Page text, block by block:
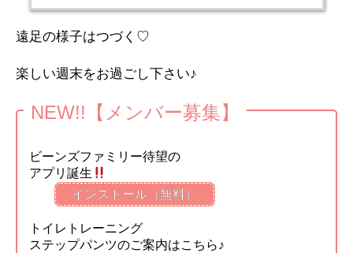
遠足の様子はつづく♡
楽しい週末をお過ごし下さい♪
NEW!!【メンバー募集】
ビーンズファミリー待望の
アプリ誕生
インストール（無料）
トイレトレーニング
ステップパンツのご案内はこちら♪